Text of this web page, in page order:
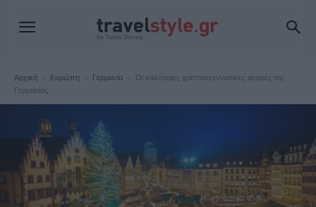
Αρχική Ευρώπη Γερμανία
Οι καλύτερες χριστουγεννιάτικες αγορές της
Γερμανίας